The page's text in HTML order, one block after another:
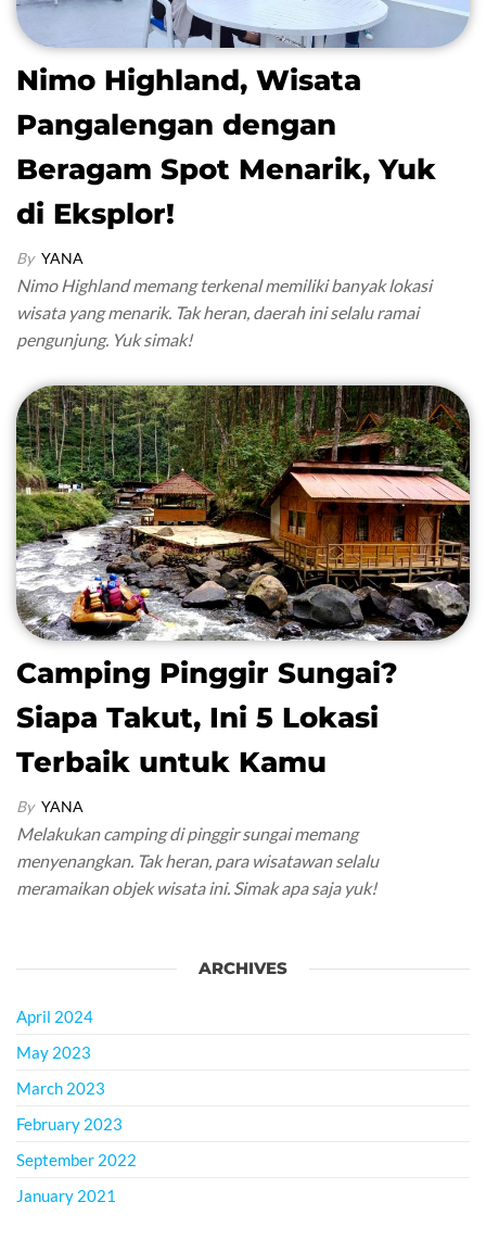
Nimo Highland, Wisata
Pangalengan dengan
Beragam Spot Menarik, Yuk
di Eksplor!
By YANA
Nimo Highland memang terkenal memiliki banyak lokasi
wisata yang menarik. Tak heran, daerah ini selalu ramai
pengunjung. Yuk simak!
Camping Pinggir Sungai?
Siapa Takut, Ini 5 Lokasi
Terbaik untuk Kamu
By YANA
Melakukan camping di pinggir sungai memang
menyenangkan. Tak heran, para wisatawan selalu
meramaikan objek wisata ini. Simak apa saja yuk!
ARCHIVES
April 2024
May 2023
March 2023
February 2023
September 2022
January 2021